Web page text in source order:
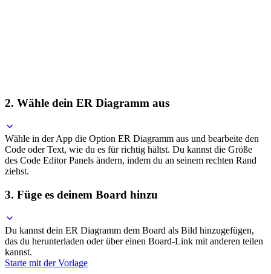
2. Wähle dein ER Diagramm aus
Wähle in der App die Option ER Diagramm aus und bearbeite den
Code oder Text, wie du es für richtig hältst. Du kannst die Größe
des Code Editor Panels ändern, indem du an seinem rechten Rand
ziehst.
3. Füge es deinem Board hinzu
Du kannst dein ER Diagramm dem Board als Bild hinzugefügen,
das du herunterladen oder über einen Board-Link mit anderen teilen
kannst.
Starte mit der Vorlage